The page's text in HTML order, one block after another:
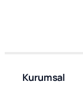
Kurumsal